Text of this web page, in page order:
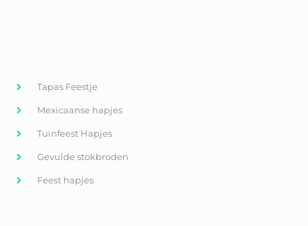
Tapas Feestje
Mexicaanse hapjes
Tuinfeest Hapjes
Gevulde stokbroden
Feest hapjes